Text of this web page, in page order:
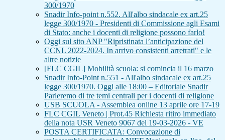
300/1970
Snadir Info-point n.552. All'albo sindacale ex art.25
legge 300/1970 - Presidenti di Commissione agli Esami
di Stato: anche i docenti di religione possono farlo!
Oggi sul sito ANP "Ripristinata l’anticipazione del
CCNL 2022-2024. In arrivo consistenti arretrati" e le
altre notizie
[FLC CGIL] Mobilità scuola: si comincia il 16 marzo
Snadir Info-Point n.551 - All'albo sindacale ex art.25
legge 300/1970. Oggi alle 18:00 – Editoriale Snadir
Parleremo di tre temi centrali per i docenti di religione
USB SCUOLA - Assemblea online 13 aprile ore 17-19
FLC CGIL Veneto | Prot.45 Richiesta ritiro immediato
della nota USR Veneto 9067 del 19-03-2026 - VE
POSTA CERTIFICATA: Convocazione di